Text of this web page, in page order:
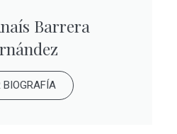
Barrera
BIOGRAFÍA